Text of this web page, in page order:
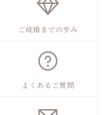
ご成婚までの歩み
よくあるご質問